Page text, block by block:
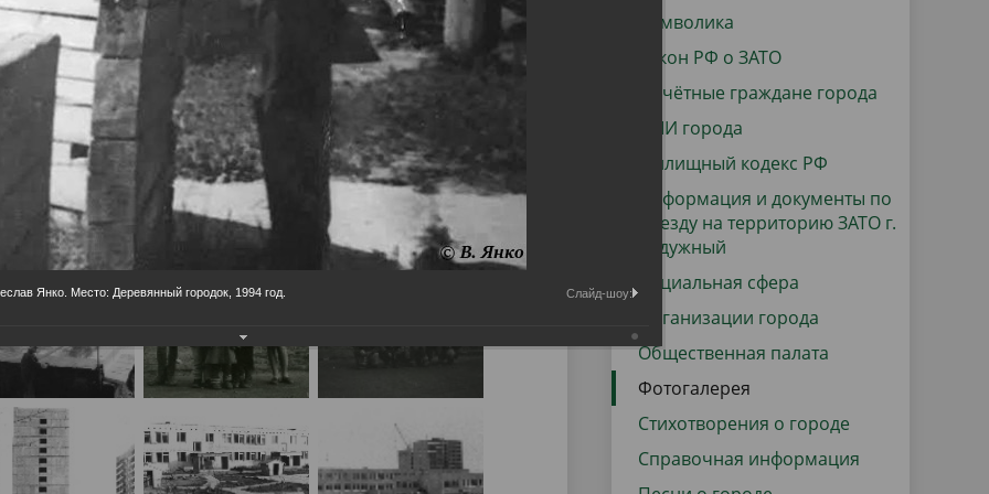
Технопарковая зона
Городская среда
проекты Реализация Национальных проектов
закупки Муниципальный контроль
Региональный контроль
коррупции
Муниципально - частное
партнёрство
Поддержка малого и среднего
предпринимательства
Символика
Закон РФ о ЗАТО
Почётные граждане города
СМИ города
Жилищный кодекс РФ
Информация и документы по
въезду на территорию ЗАТО г.
Радужный
Социальная сфера
Организации города
Общественная палата
Фотогалерея
Стихотворения о городе
Справочная информация
Янко. Место: Деревянный городок, 1994 год. Слайд-шоу: